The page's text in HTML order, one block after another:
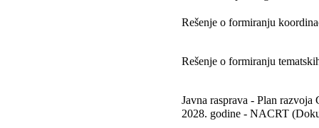
Rešenje o formiranju
Rešenje o formiranju
Javna rasprava - Plan
2028. godine - NACRT